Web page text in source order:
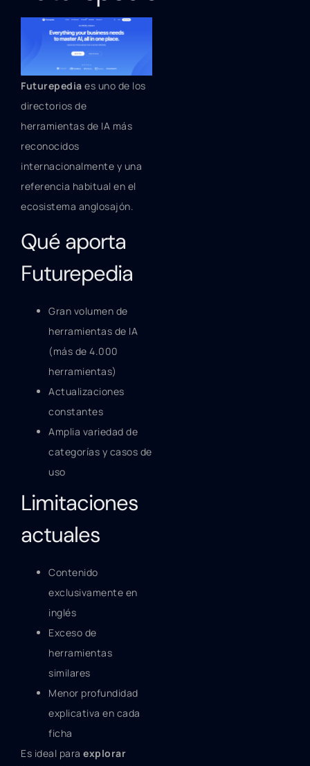
Futurepedia es uno de los
directorios de
herramientas de IA más
reconocidos
internacionalmente y una
referencia habitual en el
ecosistema anglosajón.
Qué aporta
Futurepedia
Gran volumen de
herramientas de IA
(más de 4.000
herramientas)
Actualizaciones
constantes
Amplia variedad de
categorías y casos de
uso
Limitaciones
actuales
Contenido
exclusivamente en
inglés
Exceso de
herramientas
similares
Menor profundidad
explicativa en cada
ficha
Es ideal para explorar